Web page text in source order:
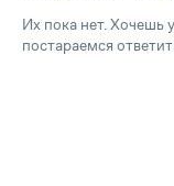
Их пока нет. Хочешь
постараемся